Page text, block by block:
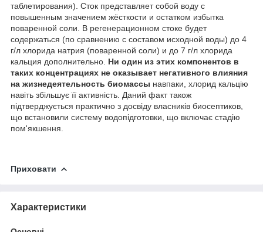
таблетирования). Сток представляет собой воду с
повышенным значением жёсткости и остатком избытка
поваренной соли. В регенерационном стоке будет
содержаться (по сравнению с составом исходной воды) до 4
г/л хлорида натрия (поваренной соли) и до 7 г/л хлорида
кальция дополнительно. Ни один из этих компонентов в
таких концентрациях не оказывает негативного влияния
на жизнедеятельность биомассы навпаки, хлорид кальцію
навіть збільшує її активність. Даний факт також
підтверджується практично з досвіду власників биосептиков,
що встановили систему водопідготовки, що включає стадію
пом'якшення.
Приховати
Характеристики